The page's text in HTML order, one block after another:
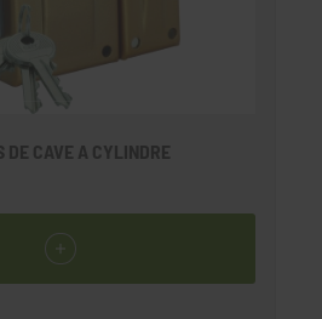
DE CAVE A CYLINDRE